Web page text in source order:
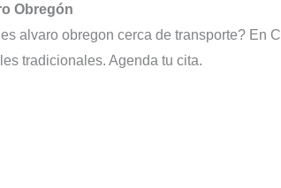
Obregón
alvaro obregon cerca de transporte? En
tradicionales. Agenda tu cita.